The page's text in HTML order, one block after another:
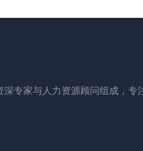
专家与人力资源顾问组成，